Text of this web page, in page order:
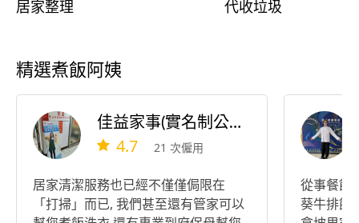
居家整理 代收垃圾
精選煮飯阿姨
佳益家事(實名制公司）
4.7 21 次僱用
居家清潔服務也已經不僅僅侷限在
「打掃」而已, 我們甚至還有管家可以
從事餐飲
葵牛排館